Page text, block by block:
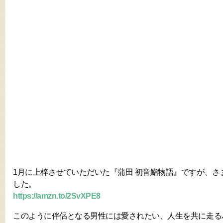
1月に上梓させていただいた『蒲田 初音鮨物語』ですが、
した。
https://amzn.to/2SvXPE8
このように伴侶となる男性には愛されたい、人生を共に走